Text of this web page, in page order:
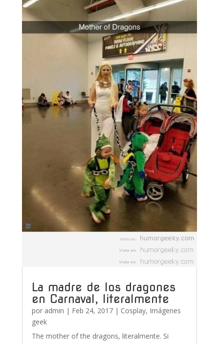
La madre de los dragones
en Carnaval, literalmente
por admin | Feb 24, 2017| Cosplay, Imágenes
geek
The mother of the dragons, literalmente. Si